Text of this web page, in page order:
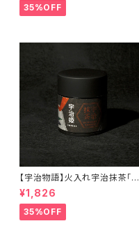
35%OFF
【宇治物語】火入れ宇治抹茶「宇
治姫」＜在庫一掃セール！＞
¥1,826
35%OFF